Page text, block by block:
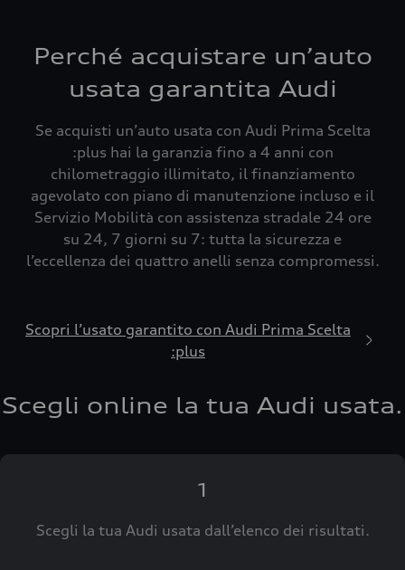
Perché acquistare un’auto
usata garantita Audi
Se acquisti un’auto usata con Audi Prima Scelta
:plus hai la garanzia fino a 4 anni con
chilometraggio illimitato, il finanziamento
agevolato con piano di manutenzione incluso e il
Servizio Mobilità con assistenza stradale 24 ore
su 24, 7 giorni su 7: tutta la sicurezza e
l’eccellenza dei quattro anelli senza compromessi.
Scopri l’usato garantito con Audi Prima Scelta
:plus
Scegli online la tua Audi usata.
1
Scegli la tua Audi usata dall’elenco dei risultati.